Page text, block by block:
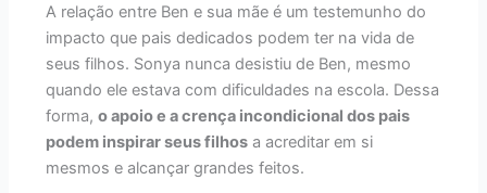
A relação entre Ben e sua mãe é um testemunho do
impacto que pais dedicados podem ter na vida de
seus filhos. Sonya nunca desistiu de Ben, mesmo
quando ele estava com dificuldades na escola. Dessa
forma,o apoio e a crença incondicional dos pais
podem inspirar seus filhos a acreditar em si
mesmos e alcançar grandes feitos.